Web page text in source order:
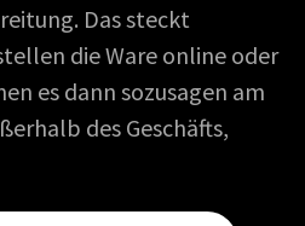
Das steckt
die Ware online oder
es dann sozusagen am
des Geschäfts,